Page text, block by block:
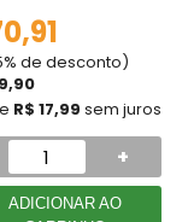
de desconto)
R$ 17,99 sem juros
+
ADICIONAR AO